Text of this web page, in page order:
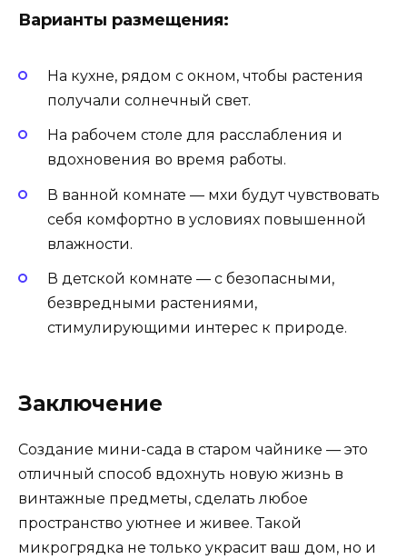
Варианты размещения:
На кухне, рядом с окном, чтобы растения
получали солнечный свет.
На рабочем столе для расслабления и
вдохновения во время работы.
В ванной комнате — мхи будут чувствовать
себя комфортно в условиях повышенной
влажности.
В детской комнате — с безопасными,
безвредными растениями,
стимулирующими интерес к природе.
Заключение
Создание мини-сада в старом чайнике — это
отличный способ вдохнуть новую жизнь в
винтажные предметы, сделать любое
пространство уютнее и живее. Такой
микрогрядка не только украсит ваш дом, но и